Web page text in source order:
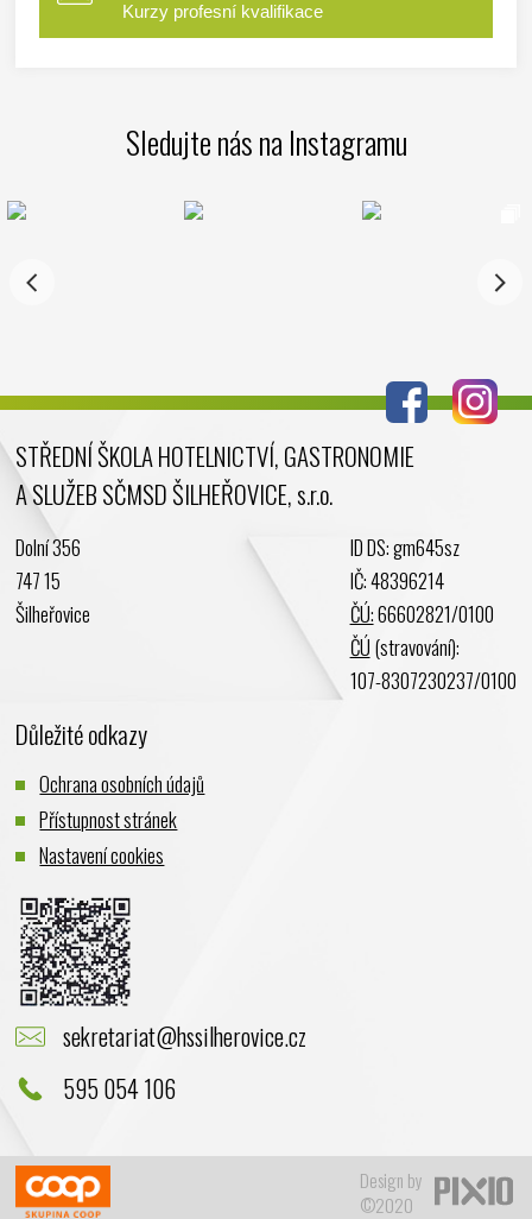
Kurzy profesní kvalifikace
Sledujte nás na Instagramu
STŘEDNÍ ŠKOLA HOTELNICTVÍ, GASTRONOMIE
A SLUŽEB SČMSD ŠILHEŘOVICE, s.r.o.
Dolní 356
747 15
Šilheřovice
ID DS: gm645sz
IČ: 48396214
ČÚ:66602821/0100
ČÚ (stravování):
107-8307230237/0100
Důležité odkazy
Ochrana osobních údajů
Přístupnost stránek
Nastavení cookies
sekretariat@hssilherovice.cz
595 054 106
Design by
©2020